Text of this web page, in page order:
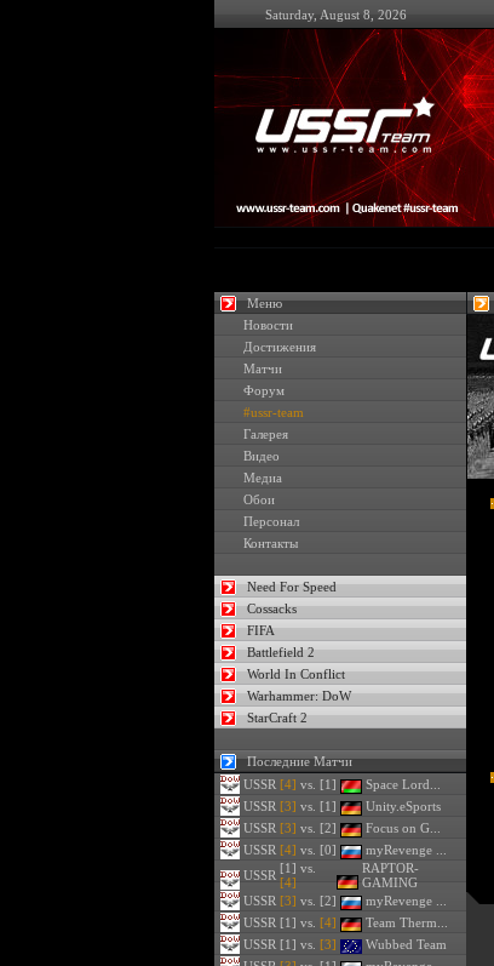
Saturday, August 8, 2026
Меню
Новости
Достижения
Матчи
Форум
#ussr-team
Галерея
Видео
Медиа
Обои
Персонал
Контакты
Need For Speed
Cossacks
FIFA
Battlefield 2
World In Conflict
Warhammer: DoW
StarCraft 2
Последние Матчи
USSR [4] vs. [1]
Space Lord...
USSR [3] vs. [1]
Unity.eSports
USSR [3] vs. [2]
Focus on G...
USSR [4] vs. [0]
myRevenge ...
USSR [1] vs.
[4]
RAPTOR-
GAMING
USSR [3] vs. [2]
myRevenge ...
USSR [1] vs. [4]
Team Therm...
USSR [1] vs. [3]
Wubbed Team